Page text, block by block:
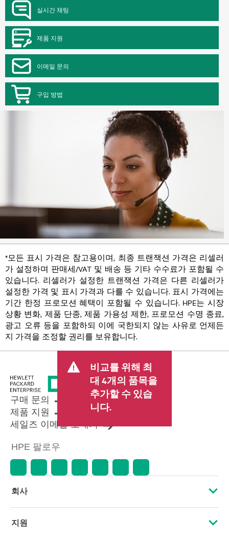
실시간 채팅
제품 지원
이메일 문의
구입 방법
*모든 표시 가격은 참고용이며, 최종 트랜잭션 가격은 리셀러
가 설정하며 판매세/VAT 및 배송 등 기타 수수료가 포함될 수
있습니다. 리셀러가 설정한 트랜잭션 가격은 다른 리셀러가
설정한 가격 및 표시 가격과 다를 수 있습니다. 표시 가격에는
기간 한정 프로모션 혜택이 포함될 수 있습니다. HPE는 시장
상황 변화, 제품 단종, 제품 가용성 제한, 프로모션 수명 종료,
광고 오류 등을 포함하되 이에 국한되지 않는 사유로 언제든
지 가격을 조정할 권리를 보유합니다.
비교를 위해 최
대 4개의 품목을
추가할 수 있습
니다.
구매 문의
제품 지원
세일즈 이메일 보내기
HPE 팔로우
회사
HPE 소개
지원